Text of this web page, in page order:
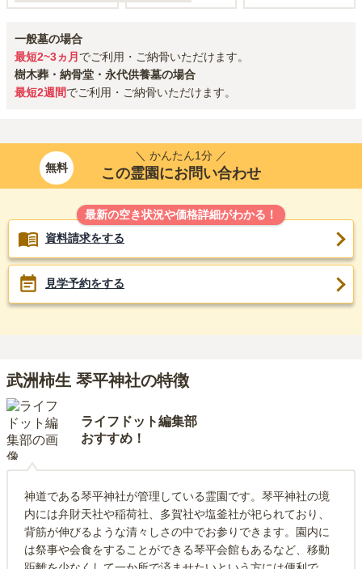
一般墓の場合
最短2~3ヵ月 でご利用・ご納骨いただけます。
樹木葬・納骨堂・永代供養墓の場合
最短2週間でご利用・ご納骨いただけます。
無料
＼ かんたん1分 ／
この霊園にお問い合わせ
最新の空き状況や価格詳細がわかる！
資料請求をする
見学予約をする
武洲柿生 琴平神社の特徴
ライフドット編集部
おすすめ！
神道である琴平神社が管理している霊園です。琴平神社の境
内には弁財天社や稲荷社、多賀社や塩釜社が祀られており、
背筋が伸びるような清々しさの中でお参りできます。園内に
は祭事や会食をすることができる琴平会館もあるなど、移動